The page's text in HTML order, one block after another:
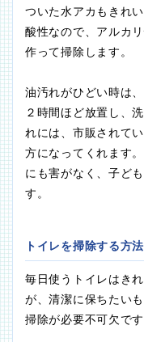
ついた水アカもきれ
酸性なので、アルカ
作って掃除します。
油汚れがひどい時は
２時間ほど放置し、
れには、市販されて
方になってくれます
にも害がなく、子ど
す。
トイレを掃除する方法
毎日使うトイレはき
が、清潔に保ちたい
掃除が必要不可欠です